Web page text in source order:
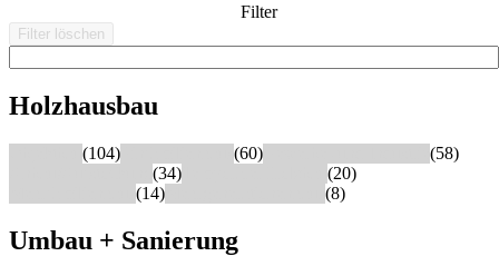
Filter
Filter löschen
Holzhausbau
(104) (60)
(58)
(34)
(20)
(14) (8)
Umbau + Sanierung